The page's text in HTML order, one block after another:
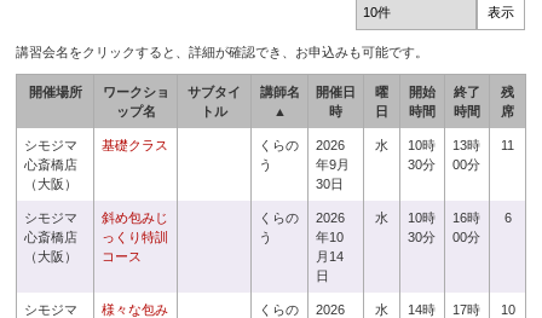
講習会名をクリックすると、詳細が確認でき、お申込みも可能です。
開催場所
ワークショ
ップ名
サブタイ
トル
講師名
▲
開催日
時
曜
日
開始
時間
終了
時間
残
席
シモジマ
心斎橋店
（大阪）
基礎クラス
くらの
う
2026
年9月
30日
水
10時
30分
13時
00分
11
シモジマ
心斎橋店
（大阪）
斜め包みじ
っくり特訓
コース
くらの
う
2026
年10
月14
日
水
10時
30分
16時
00分
6
シモジマ
様々な包み
くらの
2026
水
14時
17時
10